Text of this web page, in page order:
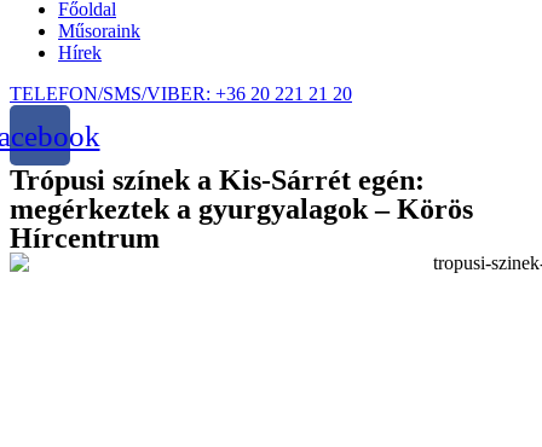
Főoldal
Műsoraink
Hírek
TELEFON/SMS/VIBER: +36 20 221 21 20
Trópusi színek a Kis-Sárrét egén:
megérkeztek a gyurgyalagok – Körös
Hírcentrum